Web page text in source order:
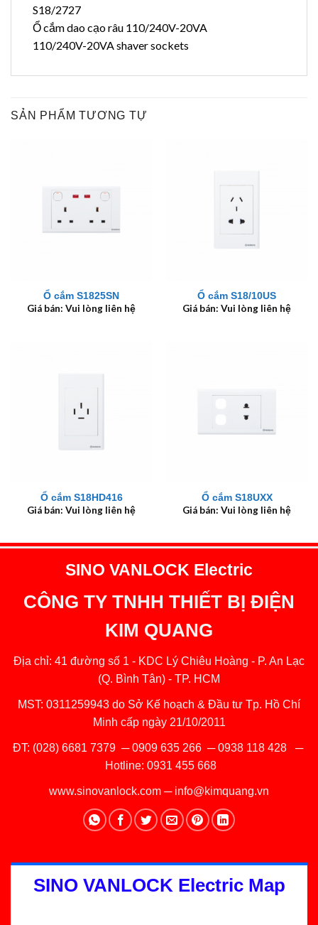
S18/2727
Ổ cắm dao cạo râu 110/240V-20VA
110/240V-20VA shaver sockets
SẢN PHẨM TƯƠNG TỰ
Ổ cắm S1825SN
Giá bán: Vui lòng liên hệ
Ổ cắm S18/10US
Giá bán: Vui lòng liên hệ
Ổ cắm S18HD416
Giá bán: Vui lòng liên hệ
Ổ cắm S18UXX
Giá bán: Vui lòng liên hệ
SINO VANLOCK Electric
CÔNG TY TNHH THIẾT BỊ ĐIỆN
KIM QUANG
Địa chỉ: 41 đường số 1 - KDC Lý Chiêu Hoàng - P. An Lạc
(Q. Bình Tân) - TP. HCM
MST: 0311259943 do Sở Kế hoạch & Đầu tư Tp. Hồ Chí
Minh cấp ngày 21/10/2011
ĐT: (028) 6681 7379 ─0909 635 266─0938 118 428─
Hotline: 0931 455 668
www.sinovanlock.com ─ info@kimquang.vn
SINO VANLOCK Electric Map